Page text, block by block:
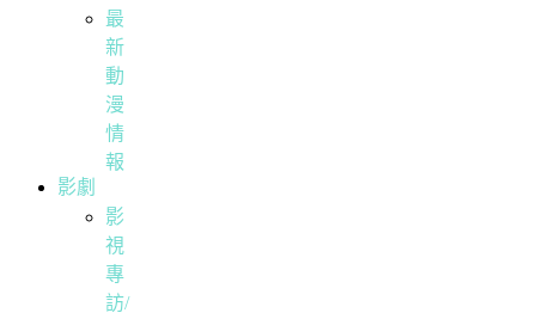
最
新
動
漫
情
報
影劇
影
視
專
訪/